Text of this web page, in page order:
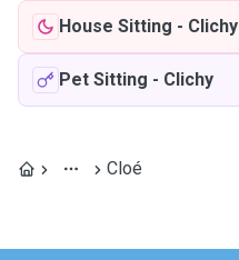
House Sitting - Clichy
Pet Sitting - Clichy
Cloé